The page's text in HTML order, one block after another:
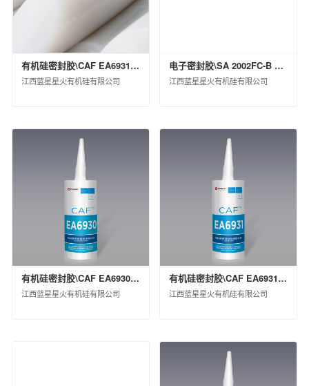
中国中化环境监测总站
江西星火航天新材料有限公司
风神轮胎股份有限公司
青岛橡六输送带有限公司
福建天华智能装备有限公司
益阳橡胶塑料机械集团有限公司
桂林橡胶机械有限公司
蓝星（北京）化工机械有限公司
西安骊山汽车制造有限公司
沈阳汽车车桥制造有限公司
华夏汉华化工装备有限公司
北京宏远南口创新技术有限公司
中国化工信息中心有限公司
昊华化工科技集团股份有限公司
有机硅密封胶\CAF EA6931 H BLK 硬包\支装(kg)\0.42
江西蓝星星火有机硅有限公司
电子密封胶\SA 2002FC-B TRS SFG\散装
江西蓝星星火有机硅有限公司
有机硅密封胶\CAF EA6930 TRS\桶装(KG)\200
江西蓝星星火有机硅有限公司
有机硅密封胶\CAF EA6931 GREY\桶装(KG)\25
江西蓝星星火有机硅有限公司